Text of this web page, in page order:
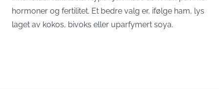
hormoner og fertilitet. Et bedre valg er, ifølge ham, lys
laget av kokos, bivoks eller uparfymert soya.